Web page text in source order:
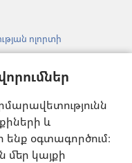
և
օգտագործում։
մեր կայքի
ոլորտի